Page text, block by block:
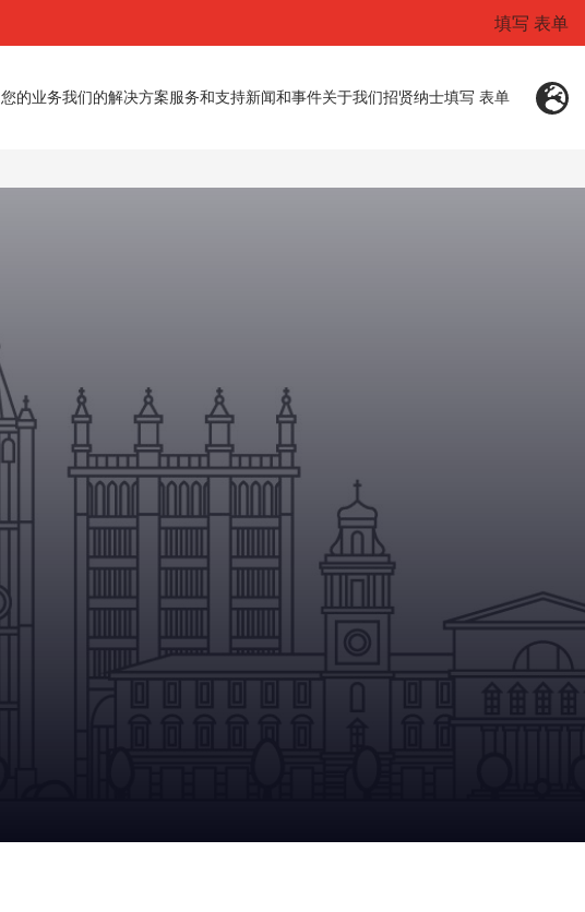
填写 表单
您的业务我们的解决方案服务和支持新闻和事件关于我们招贤纳士填写 表单